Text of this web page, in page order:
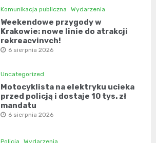
Komunikacja publiczna Wydarzenia
Weekendowe przygody w
Krakowie: nowe linie do atrakcji
rekreacyjnych!
6 sierpnia 2026
Uncategorized
Motocyklista na elektryku ucieka
przed policją i dostaje 10 tys. zł
mandatu
6 sierpnia 2026